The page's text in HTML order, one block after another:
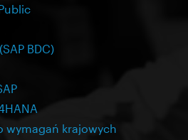
BDC)
wymagań krajowych